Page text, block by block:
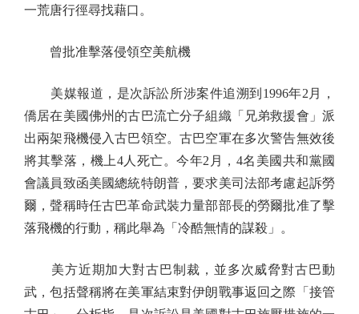
一荒唐行徑尋找藉口。
曾批准擊落侵領空美航機
美媒報道，是次訴訟所涉案件追溯到1996年2月，
僑居在美國佛州的古巴流亡分子組織「兄弟救援會」派
出兩架飛機侵入古巴領空。古巴空軍在多次警告無效後
將其擊落，機上4人死亡。今年2月，4名美國共和黨國
會議員致函美國總統特朗普，要求美司法部考慮起訴勞
爾，聲稱時任古巴革命武裝力量部部長的勞爾批准了擊
落飛機的行動，稱此舉為「冷酷無情的謀殺」。
美方近期加大對古巴制裁，並多次威脅對古巴動
武，包括聲稱將在美軍結束對伊朗戰事返回之際「接管